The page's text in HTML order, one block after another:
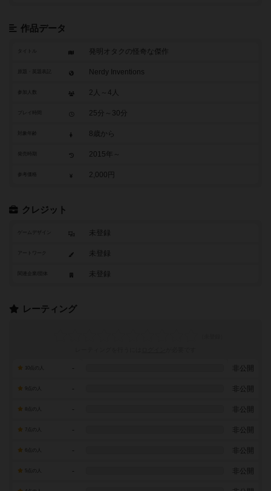
作品データ
タイトル 発明オタクの怪奇な傑作
原題・英題表記 Nerdy Inventions
参加人数 2人～4人
25分～30分
対象年齢 8歳から
2015年～
参考価格 2,000円
クレジット
ゲームデザイン 未登録
アートワーク 未登録
未登録
レーティング
- 非公開
9点の人 - 非公開
- 非公開
7点の人 - 非公開
- 非公開
- 非公開